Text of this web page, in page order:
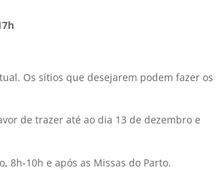
Os sítios que desejarem podem fazer os
de trazer até ao dia 13 de dezembro e
8h-10h e após as Missas do Parto.